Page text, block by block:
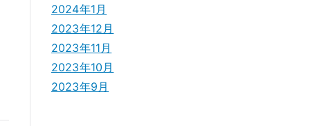
2024年1月
2023年12月
2023年11月
2023年10月
2023年9月